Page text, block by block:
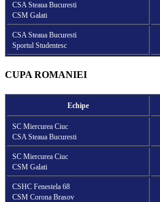
CSA Steaua Bucuresti
CSM Galati
CSA Steaua Bucuresti
Sportul Studentesc
CUPA ROMANIEI
Echipe
SC Miercurea Ciuc
CSA Steaua Bucuresti
SC Miercurea Ciuc
CSM Galati
CSHC Fenestela 68
CSM Corona Brasov